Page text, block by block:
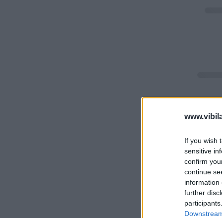
If you wish
sensitive
confirm
continue
information
further